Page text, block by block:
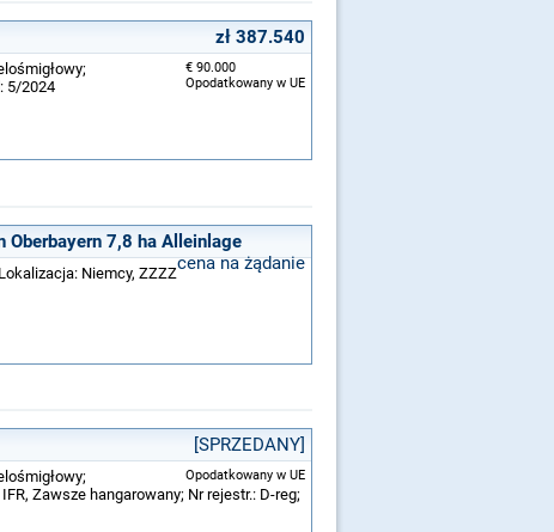
zł 387.540
€ 90.000
Opodatkowany w UE
5/2024
Oberbayern 7,8 ha Alleinlage
cena na żądanie
Niemcy, ZZZZ
[SPRZEDANY]
Opodatkowany w UE
Zawsze hangarowany; Nr rejestr.: D-reg;